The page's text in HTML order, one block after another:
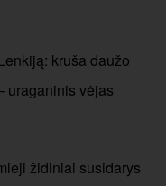
kruša daužo
uraganinis vėjas
židiniai susidarys